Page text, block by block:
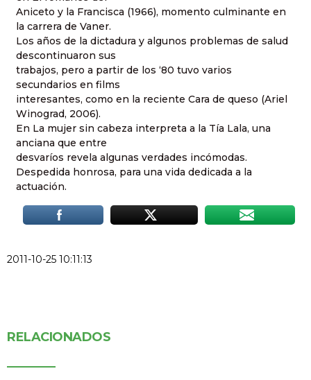
Aniceto y la Francisca (1966), momento culminante en
la carrera de Vaner.
Los años de la dictadura y algunos problemas de salud
descontinuaron sus
trabajos, pero a partir de los ‘80 tuvo varios
secundarios en films
interesantes, como en la reciente Cara de queso (Ariel
Winograd, 2006).
En La mujer sin cabeza interpreta a la Tía Lala, una
anciana que entre
desvaríos revela algunas verdades incómodas.
Despedida honrosa, para una vida dedicada a la
actuación.
2011-10-25 10:11:13
RELACIONADOS